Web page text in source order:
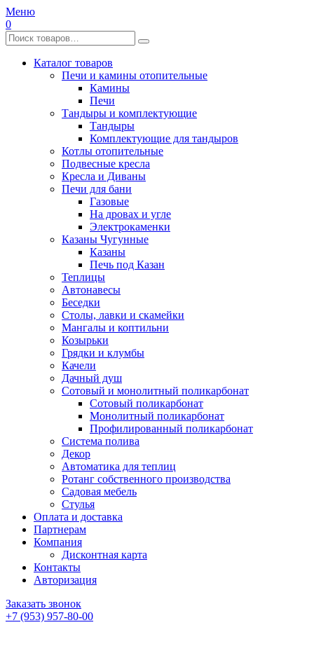
Меню
0
Каталог товаров
Печи и камины отопительные
Камины
Печи
Тандыры и комплектующие
Тандыры
Комплектующие для тандыров
Котлы отопительные
Подвесные кресла
Кресла и Диваны
Печи для бани
Газовые
На дровах и угле
Электрокаменки
Казаны Чугунные
Казаны
Печь под Казан
Теплицы
Автонавесы
Беседки
Столы, лавки и скамейки
Мангалы и коптильни
Козырьки
Грядки и клумбы
Качели
Дачный душ
Сотовый и монолитный поликарбонат
Сотовый поликарбонат
Монолитный поликарбонат
Профилированный поликарбонат
Система полива
Декор
Автоматика для теплиц
Ротанг собственного производства
Садовая мебель
Стулья
Оплата и доставка
Партнерам
Компания
Дисконтная карта
Контакты
Авторизация
Заказать звонок
+7 (953) 957-80-00